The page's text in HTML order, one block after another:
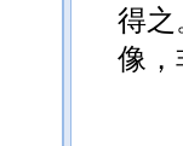
得之
像，